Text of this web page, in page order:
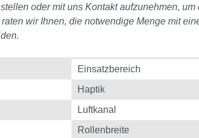
oder mit uns Kontakt aufzunehmen,
wir Ihnen, die notwendige Menge mit
Einsatzbereich
Haptik
Luftkanal
Rollenbreite